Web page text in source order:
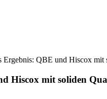
Ergebnis: QBE und Hiscox mit
Hiscox mit soliden